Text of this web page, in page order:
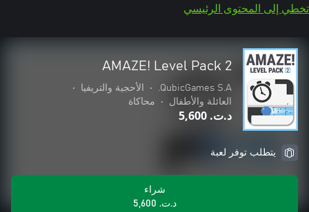
تخطي إلى المحتوى الرئيسي
AMAZE! Level Pack 2
QubicGames S.A.
• الأحجية والتريفيا
•
العائلة والأطفال
• محاكاة
د.ت.‏ 5,600
يتطلب توفر لعبة
شراء
د.ت.‏ 5,600